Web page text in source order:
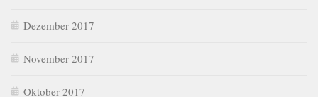
Dezember 2017
November 2017
Oktober 2017